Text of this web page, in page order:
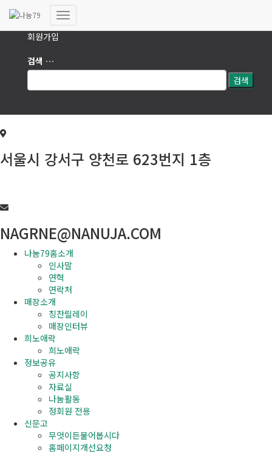
로그인
회원가입
검
색:
검색 …
내
션
서울시 강서구 양천로 623번지 1층
NAGRNE@NANUJA.COM
나눔79홈소개
인사말
연혁
연락처
매장소개
칭찬릴레이
매장인터뷰
희노애락
희노애락
정보공유
공지사항
자료실
나눔활동
정회원 전용
신문고
무엇이든물어봅시다
홈페이지개선요청